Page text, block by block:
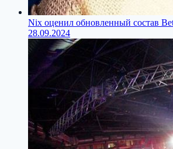
Nix оценил обновленный состав
28.09.2024